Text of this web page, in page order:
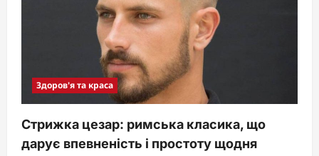
весни
Здоров'я та краса
Стрижка цезар: римська класика, що
дарує впевненість і простоту щодня